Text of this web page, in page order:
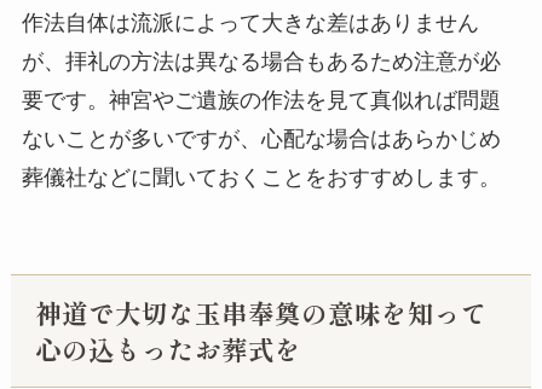
作法自体は流派によって大きな差はありません
が、拝礼の方法は異なる場合もあるため注意が必
要です。神宮やご遺族の作法を見て真似れば問題
ないことが多いですが、心配な場合はあらかじめ
葬儀社などに聞いておくことをおすすめします。
神道で大切な玉串奉奠の意味を知って
心の込もったお葬式を